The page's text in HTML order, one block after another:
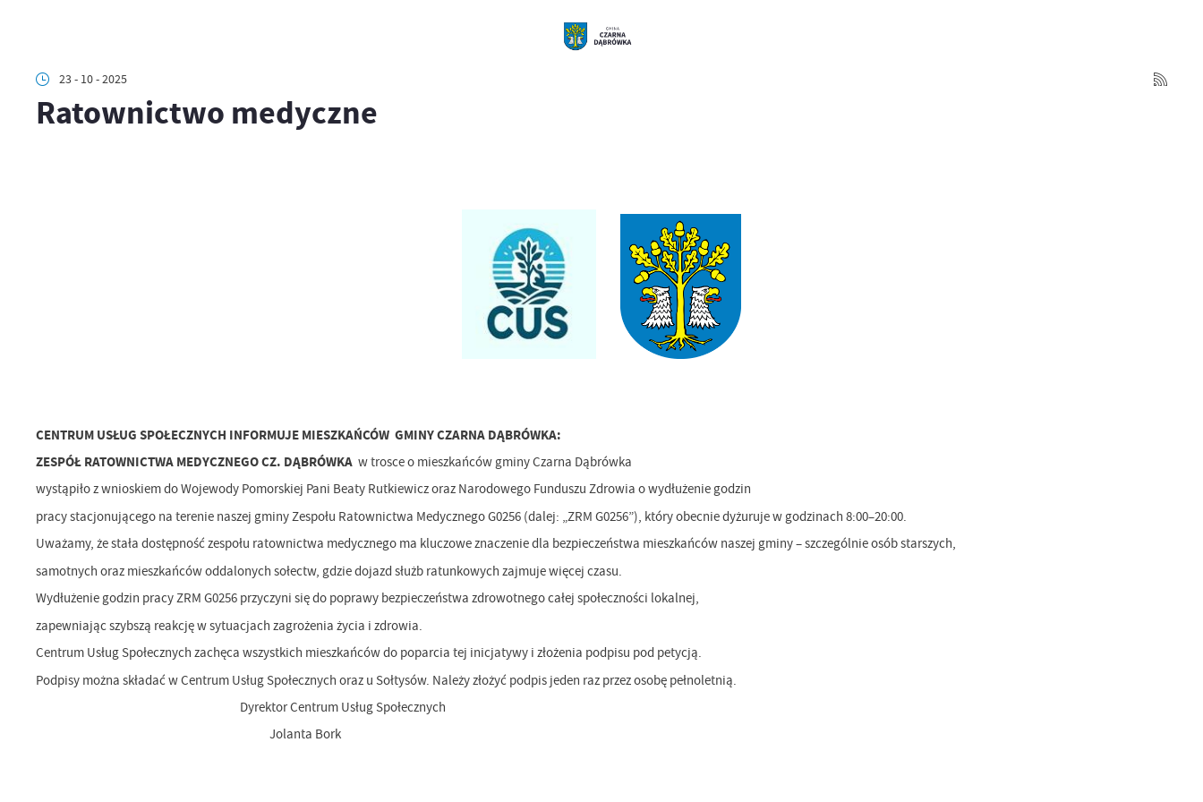
23 - 10 - 2025
Ratownictwo medyczne
CENTRUM USŁUG SPOŁECZNYCH INFORMUJE MIESZKAŃCÓW GMINY CZARNA DĄBRÓWKA:
ZESPÓŁ RATOWNICTWA MEDYCZNEGO CZ. DĄBRÓWKAw trosce o mieszkańców gminy Czarna Dąbrówka
wystąpiło z wnioskiem do Wojewody Pomorskiej Pani Beaty Rutkiewicz oraz Narodowego Funduszu Zdrowia o wydłużenie godzin
pracy stacjonującego na terenie naszej gminy Zespołu Ratownictwa Medycznego G0256 (dalej: „ZRM G0256”), który obecnie dyżuruje w godzinach 8:00–20:00.
Uważamy, że stała dostępność zespołu ratownictwa medycznego ma kluczowe znaczenie dla bezpieczeństwa mieszkańców naszej gminy – szczególnie osób starszych,
samotnych oraz mieszkańców oddalonych sołectw, gdzie dojazd służb ratunkowych zajmuje więcej czasu.
Wydłużenie godzin pracy ZRM G0256 przyczyni się do poprawy bezpieczeństwa zdrowotnego całej społeczności lokalnej,
zapewniając szybszą reakcję w sytuacjach zagrożenia życia i zdrowia.
Centrum Usług Społecznych zachęca wszystkich mieszkańców do poparcia tej inicjatywy i złożenia podpisu pod petycją.
Podpisy można składać w Centrum Usług Społecznych oraz u Sołtysów. Należy złożyć podpis jeden raz przez osobę pełnoletnią.
Dyrektor Centrum Usług Społecznych
Jolanta Bork